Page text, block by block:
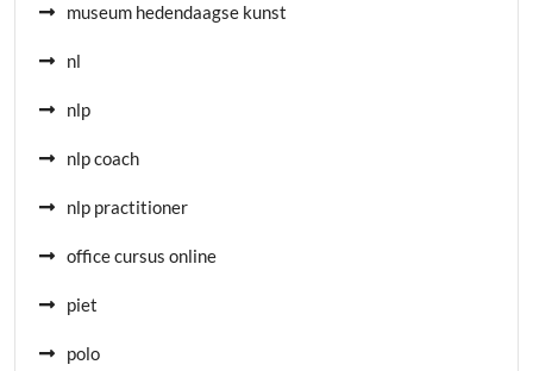
museum hedendaagse kunst
nl
nlp
nlp coach
nlp practitioner
office cursus online
piet
polo